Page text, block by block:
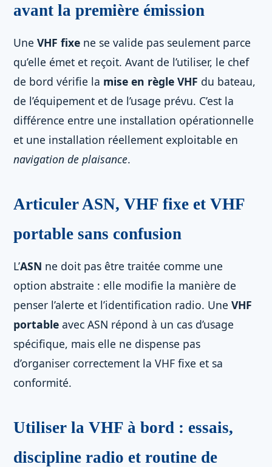
avant la première émission
Une VHF fixe ne se valide pas seulement parce
qu’elle émet et reçoit. Avant de l’utiliser, le chef
de bord vérifie la mise en règle VHF du bateau,
de l’équipement et de l’usage prévu. C’est la
différence entre une installation opérationnelle
et une installation réellement exploitable en
navigation de plaisance.
Articuler ASN, VHF fixe et VHF
portable sans confusion
L’ASN ne doit pas être traitée comme une
option abstraite : elle modifie la manière de
penser l’alerte et l’identification radio. Une VHF
portable avec ASN répond à un cas d’usage
spécifique, mais elle ne dispense pas
d’organiser correctement la VHF fixe et sa
conformité.
Utiliser la VHF à bord : essais,
discipline radio et routine de